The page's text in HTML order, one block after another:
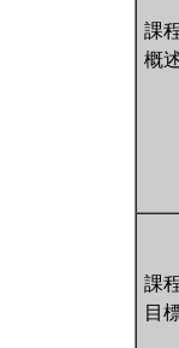
課
概
課
目